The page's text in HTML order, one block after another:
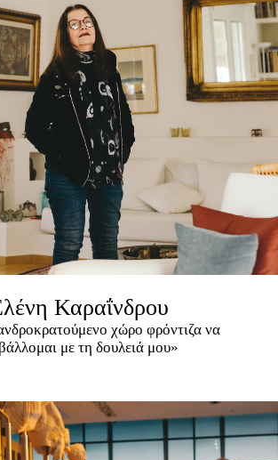
Καραΐνδρου
χώρο φρόντιζα να
με τη δουλειά μου»